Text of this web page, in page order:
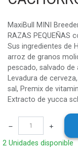
MaxiBull MINI
RAZAS PEQUEÑAS
Sus ingredientes de
arroz de granos
pescado, salvado de
Levadura de
sal, Premix de
Extracto de yucca
Marca : MAXIBULL
2 Unidades disponible